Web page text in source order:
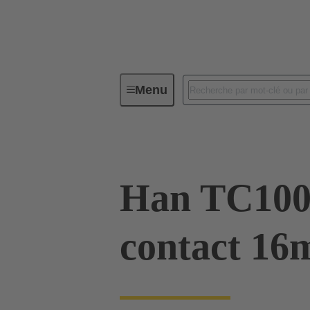
MenuConnecteurs industriels / Han®
Han
contact